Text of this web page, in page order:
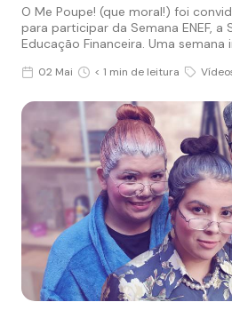
O Me Poupe! (que moral!) foi
para participar da Semana ENEF, a
Educação Financeira. Uma
02 Mai < 1 min de leitura